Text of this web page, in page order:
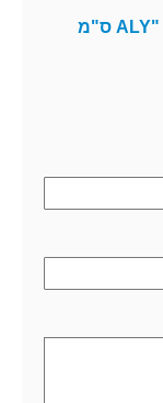
חרוזים אנאליים מדורגים "ALY" 20 ס"מ